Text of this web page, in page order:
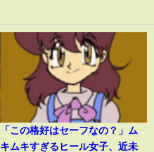
「この格好はセーフなの？」ム
キムキすぎるヒール女子、近未